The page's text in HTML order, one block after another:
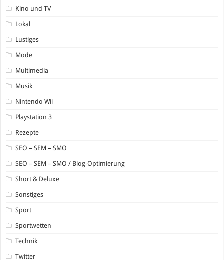
Kino und TV
Lokal
Lustiges
Mode
Multimedia
Musik
Nintendo Wii
Playstation 3
Rezepte
SEO – SEM – SMO
SEO – SEM – SMO / Blog-Optimierung
Short & Deluxe
Sonstiges
Sport
Sportwetten
Technik
Twitter